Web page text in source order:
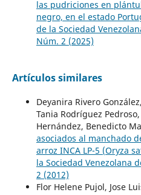
las pudriciones en
negro, en el estado
de la Sociedad
Núm. 2 (2025)
Artículos similares
Deyanira Rivero
Tania Rodríguez
Hernández, Benedicto
asociados al manchado
arroz INCA LP-5 (Oryza
la Sociedad Venezolana
2 (2012)
Flor Helene Pujol, Jose